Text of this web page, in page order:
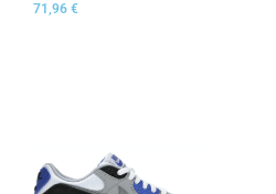
71,96 €